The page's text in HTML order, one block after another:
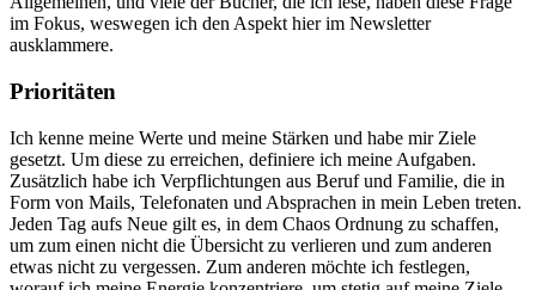
im Fokus, weswegen ich den Aspekt hier im Newsletter
ausklammere.
Prioritäten
Ich kenne meine Werte und meine Stärken und habe mir Ziele
gesetzt. Um diese zu erreichen, definiere ich meine Aufgaben.
Zusätzlich habe ich Verpflichtungen aus Beruf und Familie, die in
Form von Mails, Telefonaten und Absprachen in mein Leben treten.
Jeden Tag aufs Neue gilt es, in dem Chaos Ordnung zu schaffen,
um zum einen nicht die Übersicht zu verlieren und zum anderen
etwas nicht zu vergessen. Zum anderen möchte ich festlegen,